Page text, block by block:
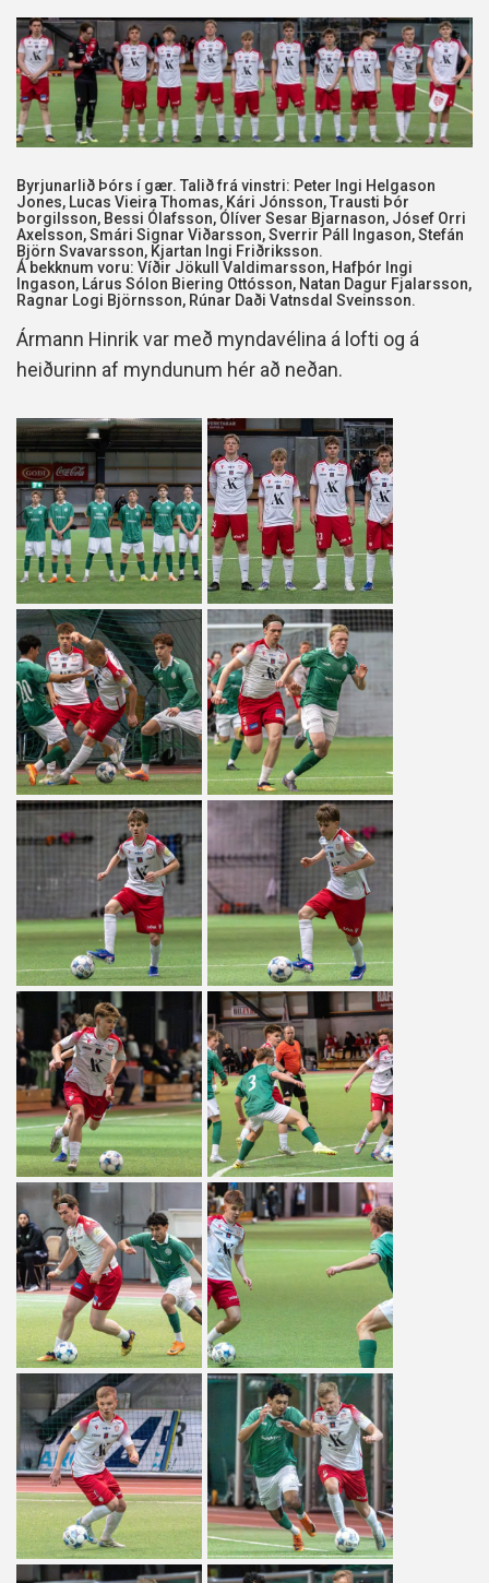
Byrjunarlið Þórs í gær. Talið frá vinstri: Peter Ingi Helgason
Jones, Lucas Vieira Thomas, Kári Jónsson, Trausti Þór
Þorgilsson, Bessi Ólafsson, Ólíver Sesar Bjarnason, Jósef Orri
Axelsson, Smári Signar Viðarsson, Sverrir Páll Ingason, Stefán
Björn Svavarsson, Kjartan Ingi Friðriksson.
Á bekknum voru: Víðir Jökull Valdimarsson, Hafþór Ingi
Ingason, Lárus Sólon Biering Ottósson, Natan Dagur Fjalarsson,
Ragnar Logi Björnsson, Rúnar Daði Vatnsdal Sveinsson.
Ármann Hinrik var með myndavélina á lofti og á
heiðurinn af myndunum hér að neðan.